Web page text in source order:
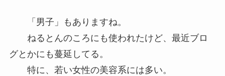
「男子」もありますね。
ねるとんのころにも使われたけど、最近ブロ
グとかにも蔓延してる。
特に、若い女性の美容系には多い。